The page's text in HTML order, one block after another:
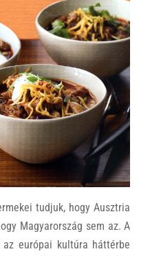
tudjuk, hogy Ausztria
Magyarország sem az. A
európai kultúra háttérbe